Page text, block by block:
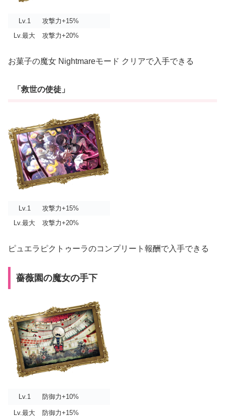
Lv.1
攻撃力+15%
Lv.最大
攻撃力+20%
お菓子の魔女 Nightmareモード クリアで入手できる
「救世の使徒」
Lv.1
攻撃力+15%
Lv.最大
攻撃力+20%
ピュエラピクトゥーラのコンプリート報酬で入手できる
薔薇園の魔女の手下
Lv.1 防御力+10%
Lv.最大 防御力+15%